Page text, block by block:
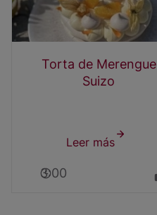
Torta de Merengue
Suizo
Leer mássobre
3:00